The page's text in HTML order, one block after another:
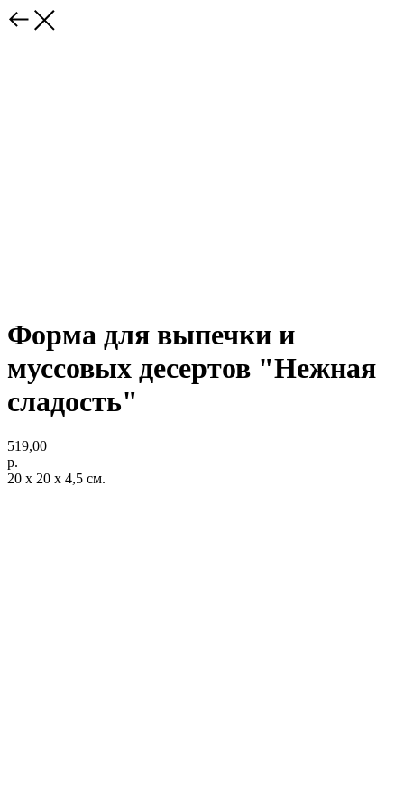
Форма для выпечки и
муссовых десертов "Нежная
сладость"
519,00
р.
20 х 20 х 4,5 см.